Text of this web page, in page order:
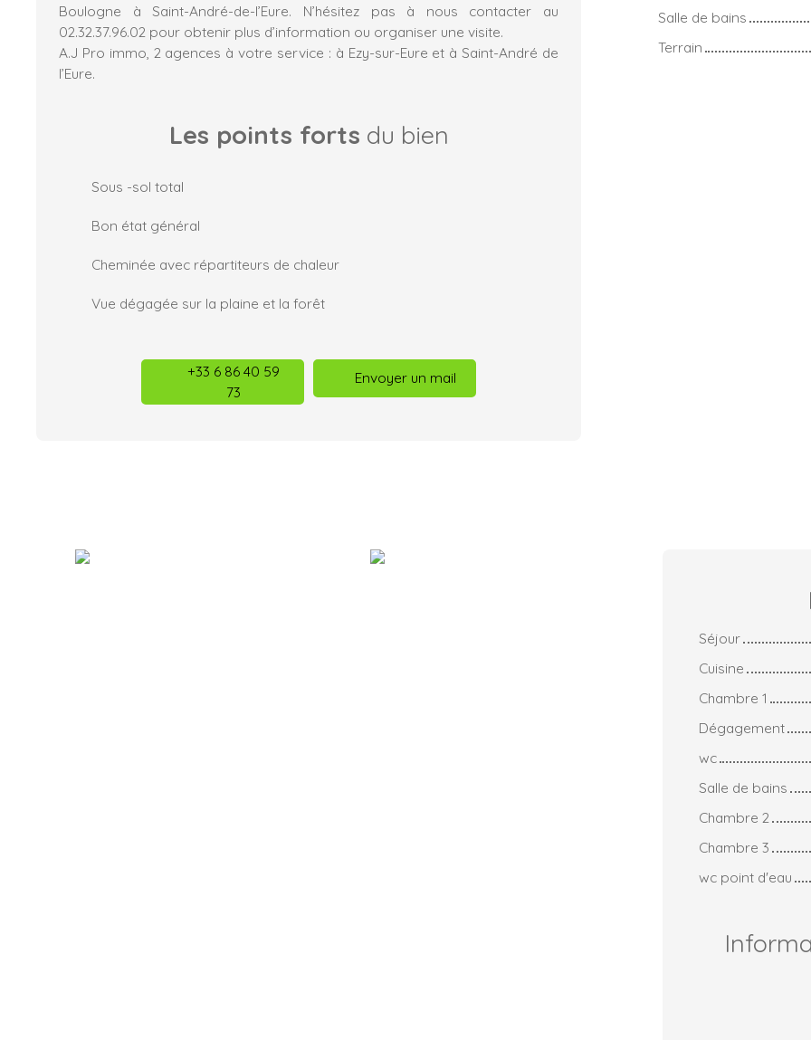
Boulogne à Saint-André-de-l’Eure. N’hésitez pas à nous contacter au
02.32.37.96.02 pour obtenir plus d’information ou organiser une visite.
A.J Pro immo, 2 agences à votre service : à Ezy-sur-Eure et à Saint-André de
l’Eure.
Les points forts du bien
Sous -sol total
Bon état général
Cheminée avec répartiteurs de chaleur
Vue dégagée sur la plaine et la forêt
+33 6 86 40 59
73
Envoyer un mail
Salle de bains
Terrain
Séjour
Cuisine
Chambre 1
Dégagement
wc
Salle de bains
Chambre 2
Chambre 3
wc point d'eau